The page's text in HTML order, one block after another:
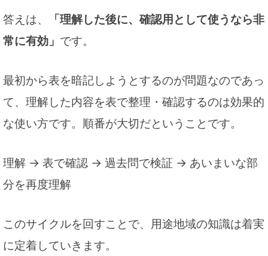
答えは、
「理解した後に、確認用として使うなら非
常に有効」 です。
最初から表を暗記しようとするのが問題なのであっ
て、理解した内容を表で整理・確認するのは効果的
な使い方です。順番が大切だということです。
理解 → 表で確認 → 過去問で検証 → あいまいな部
分を再度理解
このサイクルを回すことで、用途地域の知識は着実
に定着していきます。